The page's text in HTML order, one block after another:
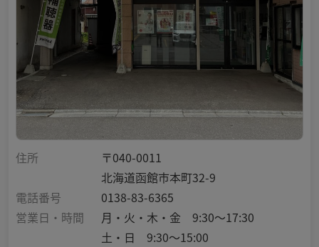
住所
〒040-0011
北海道函館市本町32-9
電話番号
0138-83-6365
営業日・時間
月・火・木・金 9:30～17:30
土・日 9:30～15:00